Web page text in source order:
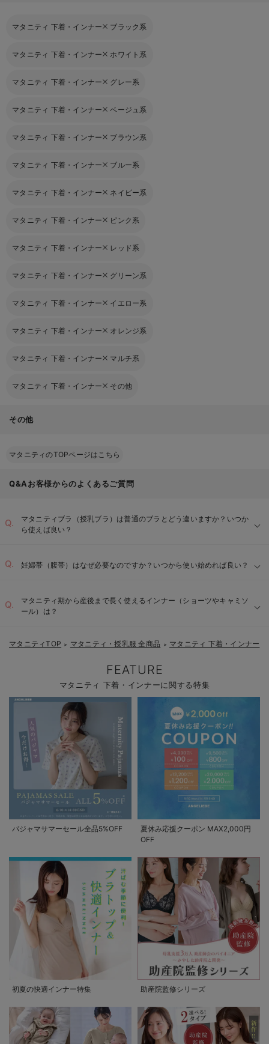
マタニティ 下着・インナー ブラック系
マタニティ 下着・インナー ホワイト系
マタニティ 下着・インナー グレー系
マタニティ 下着・インナー ベージュ系
マタニティ 下着・インナー ブラウン系
マタニティ 下着・インナー ブルー系
マタニティ 下着・インナー ネイビー系
マタニティ 下着・インナー ピンク系
マタニティ 下着・インナー レッド系
マタニティ 下着・インナー グリーン系
マタニティ 下着・インナー イエロー系
マタニティ 下着・インナー オレンジ系
マタニティ 下着・インナー マルチ系
マタニティ 下着・インナー その他
その他
マタニティのTOPページはこちら
Q&Aお客様からのよくあるご質問
マタニティブラ（授乳ブラ）は普通のブラとどう違いますか？いつか
ら使えば良い？
妊婦帯（腹帯）はなぜ必要なのですか？いつから使い始めれば良い？
マタニティ期から産後まで長く使えるインナー（ショーツやキャミソ
ール）は？
マタニティTOP ＞ マタニティ・授乳服 全商品 ＞ マタニティ 下着・インナー
FEATURE
マタニティ 下着・インナーに関する特集
パジャマサマーセール全品5%OFF
夏休み応援クーポン MAX2,000円
OFF
初夏の快適インナー特集 助産院監修シリーズ